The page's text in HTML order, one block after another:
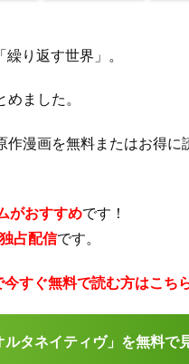
り返す世界」。
めました。
漫画を無料またはお得に
がおすすめです！
独占配信です。
すぐ無料で読む方はこち
タネイティヴ」を無料で